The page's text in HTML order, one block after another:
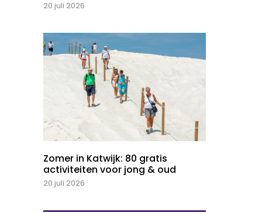
20 juli 2026
Zomer in Katwijk: 80 gratis
activiteiten voor jong & oud
20 juli 2026